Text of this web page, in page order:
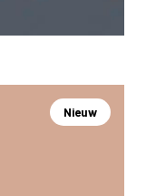
Nieuw